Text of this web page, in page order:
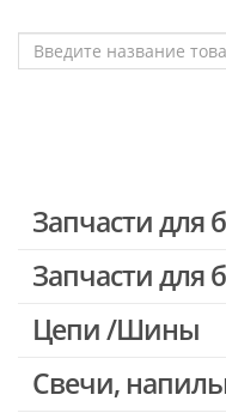
Запчасти для
Запчасти для
Запчасти для
Запчасти для
Цепи /Шины
Свечи,